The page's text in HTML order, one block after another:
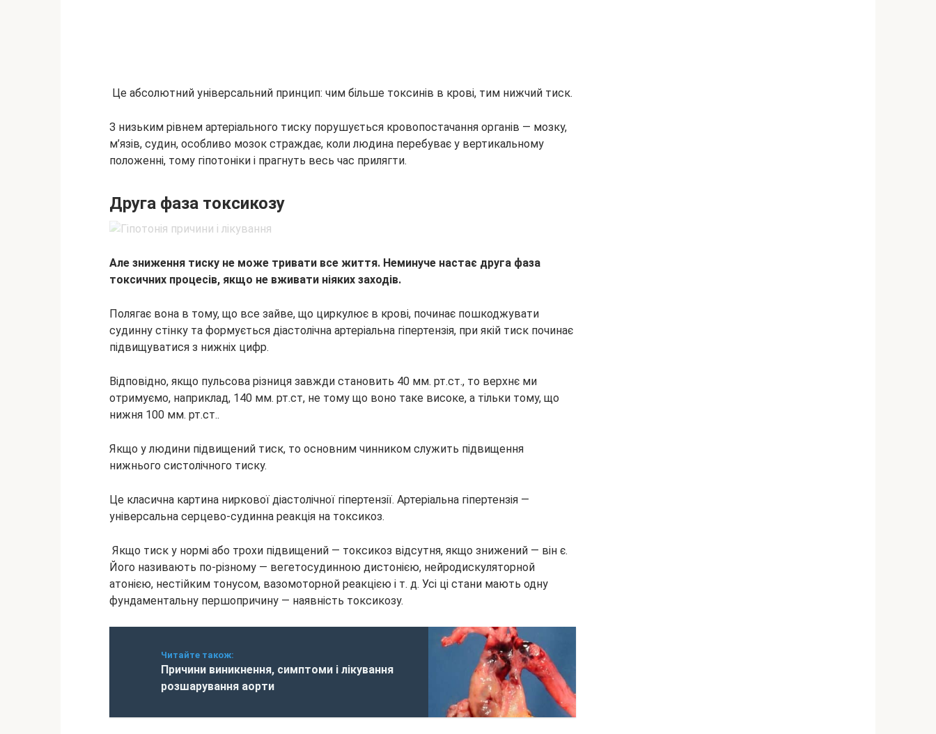
Це абсолютний універсальний принцип: чим більше токсинів в крові, тим нижчий тиск.
З низьким рівнем артеріального тиску порушується кровопостачання органів — мозку,
м’язів, судин, особливо мозок страждає, коли людина перебуває у вертикальному
положенні, тому гіпотоніки і прагнуть весь час прилягти.
Друга фаза токсикозу
Але зниження тиску не може тривати все життя. Неминуче настає друга фаза
токсичних процесів, якщо не вживати ніяких заходів.
Полягає вона в тому, що все зайве, що циркулює в крові, починає пошкоджувати
судинну стінку та формується діастолічна артеріальна гіпертензія, при якій тиск починає
підвищуватися з нижніх цифр.
Відповідно, якщо пульсова різниця завжди становить 40 мм. рт.ст., то верхнє ми
отримуємо, наприклад, 140 мм. рт.ст, не тому що воно таке високе, а тільки тому, що
нижня 100 мм. рт.ст..
Якщо у людини підвищений тиск, то основним чинником служить підвищення
нижнього систолічного тиску.
Це класична картина ниркової діастолічної гіпертензії. Артеріальна гіпертензія —
універсальна серцево-судинна реакція на токсикоз.
Якщо тиск у нормі або трохи підвищений — токсикоз відсутня, якщо знижений — він є.
Його називають по-різному — вегетосудинною дистонією, нейродискуляторной
атонією, нестійким тонусом, вазомоторной реакцією і т. д. Усі ці стани мають одну
фундаментальну першопричину — наявність токсикозу.
Читайте також:
Причини виникнення, симптоми і лікування
розшарування аорти